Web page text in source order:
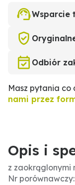
Wsparcie
Odbiór
Masz pytania
nami przez
Opis i
z zaokrąglonymi
Nr porównawczy: